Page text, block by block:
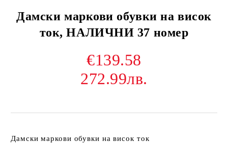
Дамски маркови обувки на висок
ток, НАЛИЧНИ 37 номер
€139.58
272.99лв.
Дамски маркови обувки на висок ток